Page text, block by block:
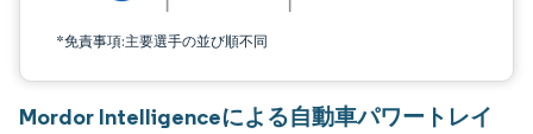
*免責事項:主要選手の並び順不同
Mordor Intelligenceによる自動車パワートレイ